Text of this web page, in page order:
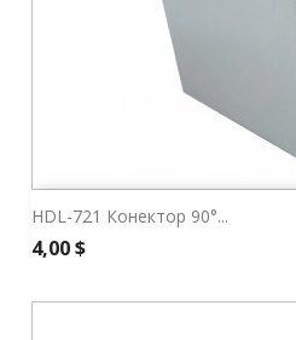
HDL-721 Конектор 90°...
Ціна
4,00 $